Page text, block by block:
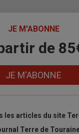
JE M'ABONNE
de
JE M'ABONNE
les articles du site
Terre de